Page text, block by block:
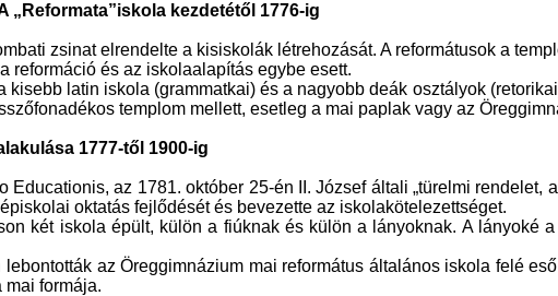
„Reformata”iskola kezdetétől 1776-ig
zsinat elrendelte a kisiskolák létrehozását. A reformátusok a
reformáció és az iskolaalapítás egybe esett.
latin iskola (grammatkai) és a nagyobb deák osztályok
templom mellett, esetleg a mai paplak vagy az
1777-től 1900-ig
Educationis, az 1781. október 25-én II. József általi „türelmi rendelet,
oktatás fejlődését és bevezette az iskolakötelezettséget.
két iskola épült, külön a fiúknak és külön a lányoknak. A lányoké
az Öreggimnázium mai református általános iskola felé
mai formája.